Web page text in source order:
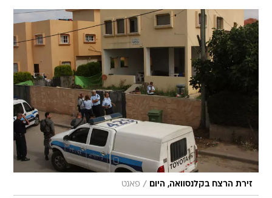
זירת הרצח בקלנסוואה, היום / פאנט